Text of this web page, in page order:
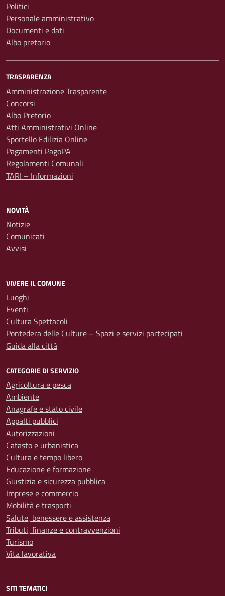
Politici
Personale amministrativo
Documenti e dati
Albo pretorio
TRASPARENZA
Amministrazione Trasparente
Concorsi
Albo Pretorio
Atti Amministrativi Online
Sportello Edilizia Online
Pagamenti PagoPA
Regolamenti Comunali
TARI – Informazioni
NOVITÀ
Notizie
Comunicati
Avvisi
VIVERE IL COMUNE
Luoghi
Eventi
Cultura Spettacoli
Pontedera delle Culture – Spazi e servizi partecipati
Guida alla città
CATEGORIE DI SERVIZIO
Agricoltura e pesca
Ambiente
Anagrafe e stato civile
Appalti pubblici
Autorizzazioni
Catasto e urbanistica
Cultura e tempo libero
Educazione e formazione
Giustizia e sicurezza pubblica
Imprese e commercio
Mobilità e trasporti
Salute, benessere e assistenza
Tributi, finanze e contravvenzioni
Turismo
Vita lavorativa
SITI TEMATICI